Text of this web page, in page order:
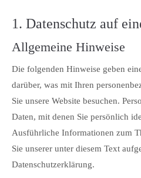
24h/ 365days
We offer support for our customers
Get in touch
1. Datenschutz auf
Allgemeine Hinweise
Die folgenden Hinweise geben
darüber, was mit Ihren
Sie unsere Website besuchen.
Daten, mit denen Sie persönlich
Ausführliche Informationen zum
Sie unserer unter diesem Text
Datenschutzerklärung.